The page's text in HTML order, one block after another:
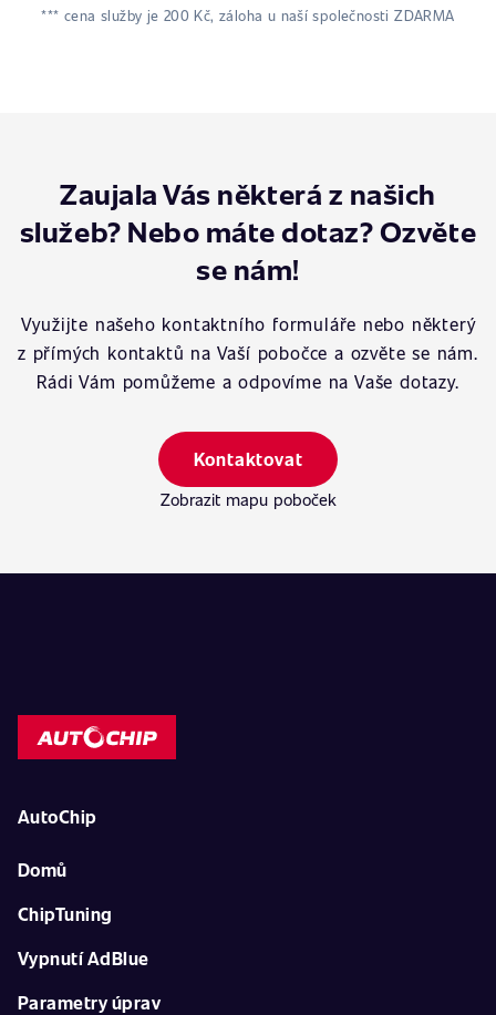
*** cena služby je 200 Kč, záloha u naší společnosti ZDARMA
Zaujala Vás některá z našich
služeb? Nebo máte dotaz? Ozvěte
se nám!
Využijte našeho kontaktního formuláře nebo některý
z přímých kontaktů na Vaší pobočce a ozvěte se nám.
Rádi Vám pomůžeme a odpovíme na Vaše dotazy.
Kontaktovat
Zobrazit mapu poboček
AutoChip
Domů
ChipTuning
Vypnutí AdBlue
Parametry úprav